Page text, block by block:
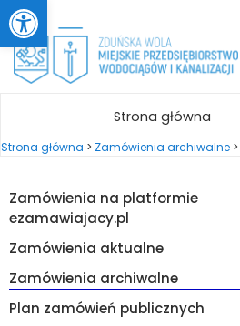
Strona główna
Strona główna > Zamówienia archiwalne >
Zamówienia na platformie
ezamawiajacy.pl
Zamówienia aktualne
Zamówienia archiwalne
Plan zamówień publicznych